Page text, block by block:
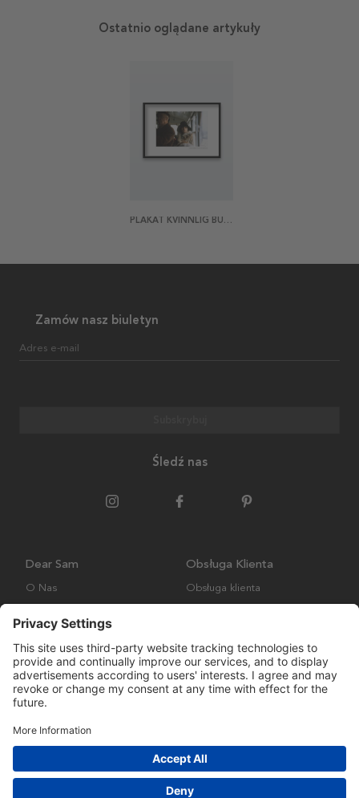
Ostatnio oglądane artykuły
PLAKAT KVINNLIG BUSSTRAFIKANT
Zamów nasz biuletyn
Adres e-mail
Śledź nas
Dear Sam
O Nas
Obsługa Klienta
Obsługa klienta
Wysyłka i Dostawa